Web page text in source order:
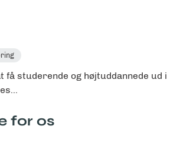
studerende og højtuddannede ud i
for os